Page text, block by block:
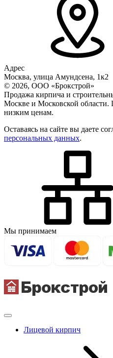
Адрес
Москва, улица Амундсена, 1к2
© 2026, ООО «Брокстрой»
Продажа кирпича и
Москве и Московской
низким ценам.
Оставаясь на сайте вы даете
персональных данных.
Мы принимаем
Лицевой кирпич